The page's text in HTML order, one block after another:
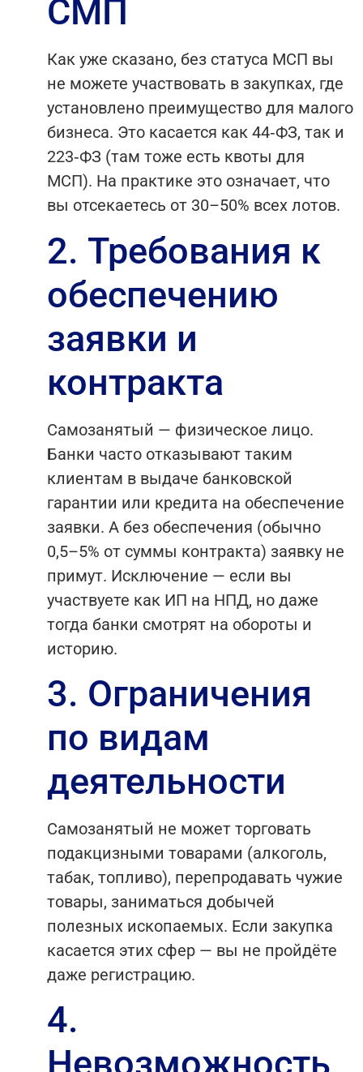
СМП
Как уже сказано, без статуса МСП вы
не можете участвовать в закупках, где
установлено преимущество для малого
бизнеса. Это касается как 44‑ФЗ, так и
223‑ФЗ (там тоже есть квоты для
МСП). На практике это означает, что
вы отсекаетесь от 30–50% всех лотов.
2. Требования к
обеспечению
заявки и
контракта
Самозанятый — физическое лицо.
Банки часто отказывают таким
клиентам в выдаче банковской
гарантии или кредита на обеспечение
заявки. А без обеспечения (обычно
0,5–5% от суммы контракта) заявку не
примут. Исключение — если вы
участвуете как ИП на НПД, но даже
тогда банки смотрят на обороты и
историю.
3. Ограничения
по видам
деятельности
Самозанятый не может торговать
подакцизными товарами (алкоголь,
табак, топливо), перепродавать чужие
товары, заниматься добычей
полезных ископаемых. Если закупка
касается этих сфер — вы не пройдёте
даже регистрацию.
4.